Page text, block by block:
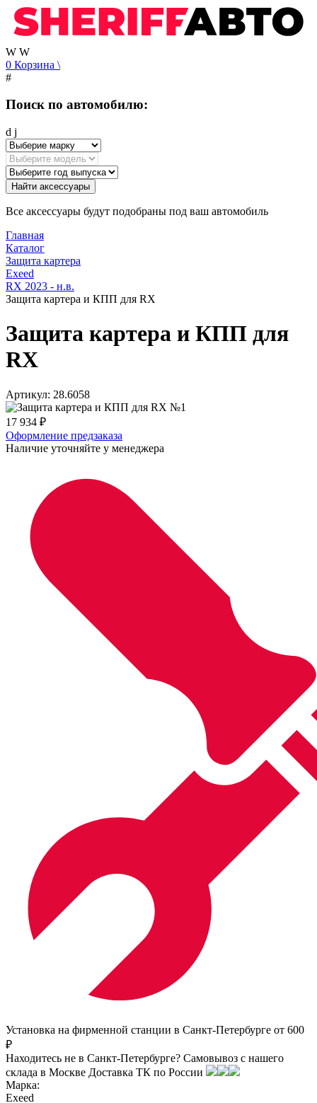
W W
0 Корзина \
#
Поиск по автомобилю:
d j
Найти аксессуары
Все аксессуары будут подобраны под ваш автомобиль
Главная
Каталог
Защита картера
Exeed
RX 2023 - н.в.
Защита картера и КПП для RX
Защита картера и КПП для
RX
Артикул: 28.6058
17 934 ₽
Оформление предзаказа
Наличие уточняйте у менеджера
Установка на фирменной станции в Санкт-Петербурге от 600
₽
Находитесь не в Санкт-Петербурге? Самовывоз с нашего
склада в Москве Доставка ТК по России
Марка:
Exeed